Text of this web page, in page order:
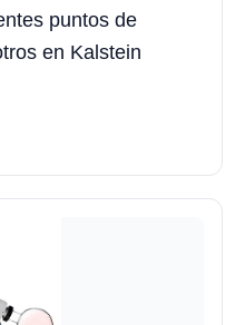
puntos de
en Kalstein